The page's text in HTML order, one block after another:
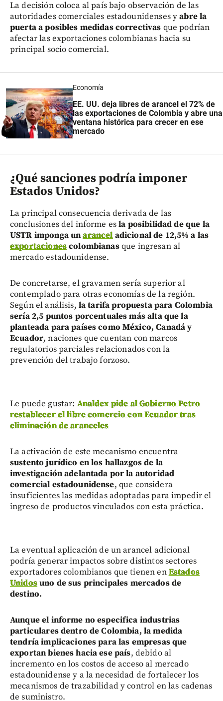
La decisión coloca al país bajo observación de las
autoridades comerciales estadounidenses yabre la
puerta a posibles medidas correctivas que podrían
afectar las exportaciones colombianas hacia su
principal socio comercial.
Economía
EE. UU. deja libres de arancel el 72% de
las exportaciones de Colombia y abre una
ventana histórica para crecer en ese
mercado
¿Qué sanciones podría imponer
Estados Unidos?
La principal consecuencia derivada de las
conclusiones del informe esla posibilidad de que la
USTR imponga unaranceladicional de 12,5% a las
exportacionescolombianasque ingresan al
mercado estadounidense.
De concretarse, el gravamen sería superior al
contemplado para otras economías de la región.
Según el análisis, la tarifa propuesta para Colombia
sería 2,5 puntos porcentuales más alta que la
planteada para países como México, Canadá y
Ecuador, naciones que cuentan con marcos
regulatorios parciales relacionados con la
prevención del trabajo forzoso.
Le puede gustar: Analdex pide al Gobierno Petro
restablecer el libre comercio con Ecuador tras
eliminación de aranceles
La activación de este mecanismo encuentra
sustento jurídico en los hallazgos de la
investigación adelantada por la autoridad
comercial estadounidense, que considera
insuficientes las medidas adoptadas para impedir el
ingreso de productos vinculados con esta práctica.
La eventual aplicación de un arancel adicional
podría generar impactos sobre distintos sectores
exportadores colombianos que tienen enEstados
Unidosuno de sus principales mercados de
destino.
Aunque el informe no especifica industrias
particulares dentro de Colombia, la medida
tendría implicaciones para las empresas que
exportan bienes hacia ese país, debido al
incremento en los costos de acceso al mercado
estadounidense y a la necesidad de fortalecer los
mecanismos de trazabilidad y control en las cadenas
de suministro.